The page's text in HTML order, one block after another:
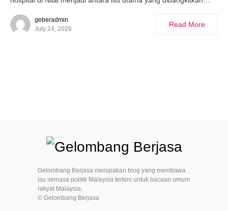
geberadmin
July 24, 2026
Read More
Gelombang Berjasa merupakan blog yang membawa
isu semasa politik Malaysia terkini untuk bacaan umum
rakyat Malaysia.
© Gelombang Berjasa